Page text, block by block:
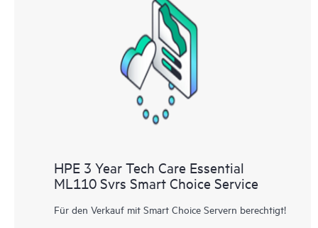
HPE 3 Year Tech Care Essential
ML110 Svrs Smart Choice Service
Für den Verkauf mit Smart Choice Servern berechtigt!